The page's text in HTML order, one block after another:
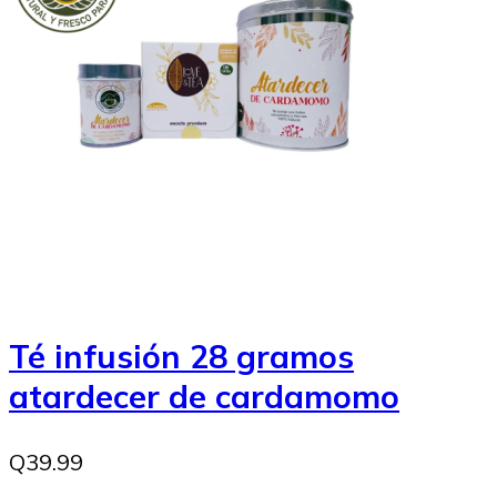
Té infusión 28 gramos
atardecer de cardamomo
Q39.99